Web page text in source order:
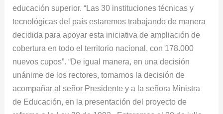
educación superior. “Las 30 instituciones técnicas y
tecnológicas del país estaremos trabajando de manera
decidida para apoyar esta iniciativa de ampliación de
cobertura en todo el territorio nacional, con 178.000
nuevos cupos”. “De igual manera, en una decisión
unánime de los rectores, tomamos la decisión de
acompañar al señor Presidente y a la señora Ministra
de Educación, en la presentación del proyecto de